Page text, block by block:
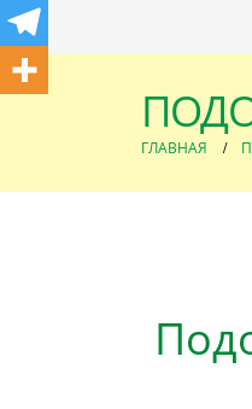
ГЛАВНАЯ